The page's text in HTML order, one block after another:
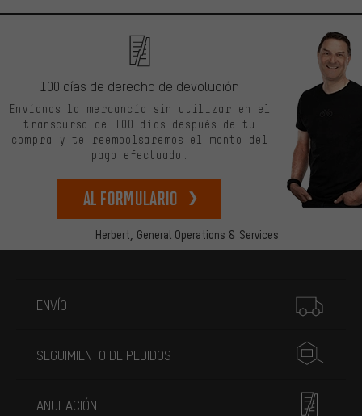
Herbert, General Operations & Services
100 días de derecho de devolución
Envíanos la mercancía sin utilizar en el
transcurso de 100 días después de tu
compra y te reembolsaremos el monto del
pago efectuado.
Al formulario
ENVÍO
SEGUIMIENTO DE PEDIDOS
ANULACIÓN